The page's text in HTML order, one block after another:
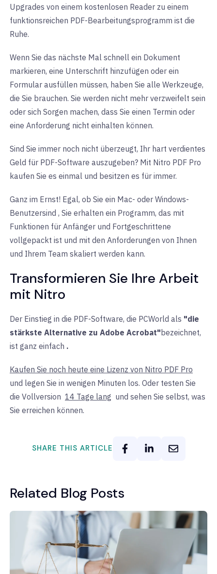
Upgrades von einem kostenlosen Reader zu einem
funktionsreichen PDF-Bearbeitungsprogramm ist die
Ruhe.
Wenn Sie das nächste Mal schnell ein Dokument
markieren, eine Unterschrift hinzufügen oder ein
Formular ausfüllen müssen, haben Sie alle Werkzeuge,
die Sie brauchen. Sie werden nicht mehr verzweifelt sein
oder sich Sorgen machen, dass Sie einen Termin oder
eine Anforderung nicht einhalten können.
Sind Sie immer noch nicht überzeugt, Ihr hart verdientes
Geld für PDF-Software auszugeben? Mit Nitro PDF Pro
kaufen Sie es einmal und besitzen es für immer.
Ganz im Ernst! Egal, ob Sie ein Mac- oder Windows-
Benutzersind , Sie erhalten ein Programm, das mit
Funktionen für Anfänger und Fortgeschrittene
vollgepackt ist und mit den Anforderungen von Ihnen
und Ihrem Team skaliert werden kann.
Transformieren Sie Ihre Arbeit
mit Nitro
Der Einstieg in die PDF-Software, die PCWorld als "die
stärkste Alternative zu Adobe Acrobat"bezeichnet,
ist ganz einfach .
Kaufen Sie noch heute eine Lizenz von Nitro PDF Pro
und legen Sie in wenigen Minuten los. Oder testen Sie
die Vollversion 14 Tage lang und sehen Sie selbst, was
Sie erreichen können.
SHARE THIS ARTICLE
Related Blog Posts